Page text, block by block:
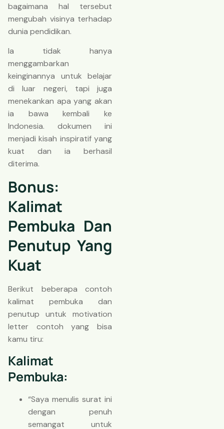
bagaimana hal tersebut
mengubah visinya terhadap
dunia pendidikan.
Ia tidak hanya
menggambarkan
keinginannya untuk belajar
di luar negeri, tapi juga
menekankan apa yang akan
ia bawa kembali ke
Indonesia. dokumen ini
menjadi kisah inspiratif yang
kuat dan ia berhasil
diterima.
Bonus:
Kalimat
Pembuka Dan
Penutup Yang
Kuat
Berikut beberapa contoh
kalimat pembuka dan
penutup untuk motivation
letter contoh yang bisa
kamu tiru:
Kalimat
Pembuka:
“Saya menulis surat ini
dengan penuh
semangat untuk